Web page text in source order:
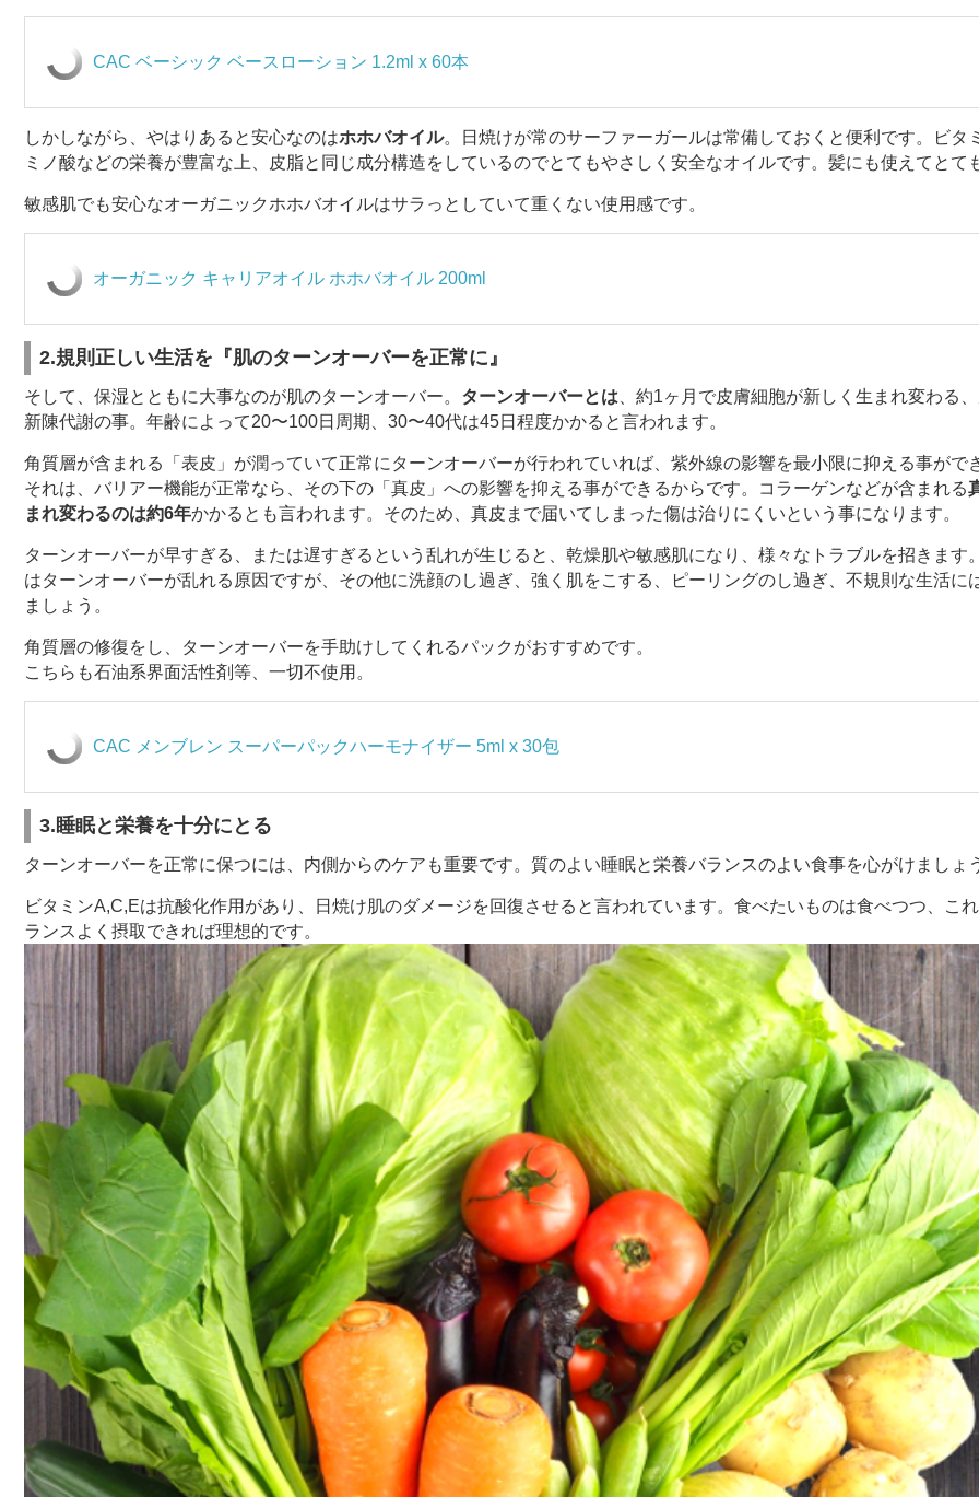
CAC ベーシック ベースローション 1.2ml x 60本
しかしながら、やはりあると安心なのはホホバオイル。日焼けが常のサーファーガールは常備しておくと便利です。ビタ
ミノ酸などの栄養が豊富な上、皮脂と同じ成分構造をしているのでとてもやさしく安全なオイルです。髪にも使えてとて
敏感肌でも安心なオーガニックホホバオイルはサラっとしていて重くない使用感です。
オーガニック キャリアオイル ホホバオイル 200ml
2.規則正しい生活を『肌のターンオーバーを正常に』
そして、保湿とともに大事なのが肌のターンオーバー。 ターンオーバーとは 、約1ヶ月で皮膚細胞が新しく生まれ変わる
新陳代謝の事。年齢によって20〜100日周期、30〜40代は45日程度かかると言われます。
角質層が含まれる「表皮」が潤っていて正常にターンオーバーが行われていれば、紫外線の影響を最小限に抑える事がで
それは、バリアー機能が正常なら、その下の「真皮」への影響を抑える事ができるからです。コラーゲンなどが含まれる
まれ変わるのは約6年かかるとも言われます。そのため、真皮まで届いてしまった傷は治りにくいという事になります。
ターンオーバーが早すぎる、または遅すぎるという乱れが生じると、乾燥肌や敏感肌になり、様々なトラブルを招きます
はターンオーバーが乱れる原因ですが、その他に洗顔のし過ぎ、強く肌をこする、ピーリングのし過ぎ、不規則な生活に
ましょう。
角質層の修復をし、ターンオーバーを手助けしてくれるパックがおすすめです。
こちらも石油系界面活性剤等、一切不使用。
CAC メンブレン スーパーパックハーモナイザー 5ml x 30包
3.睡眠と栄養を十分にとる
ターンオーバーを正常に保つには、内側からのケアも重要です。質のよい睡眠と栄養バランスのよい食事を心がけましょ
ビタミンA,C,Eは抗酸化作用があり、日焼け肌のダメージを回復させると言われています。食べたいものは食べつつ、こ
ランスよく摂取できれば理想的です。